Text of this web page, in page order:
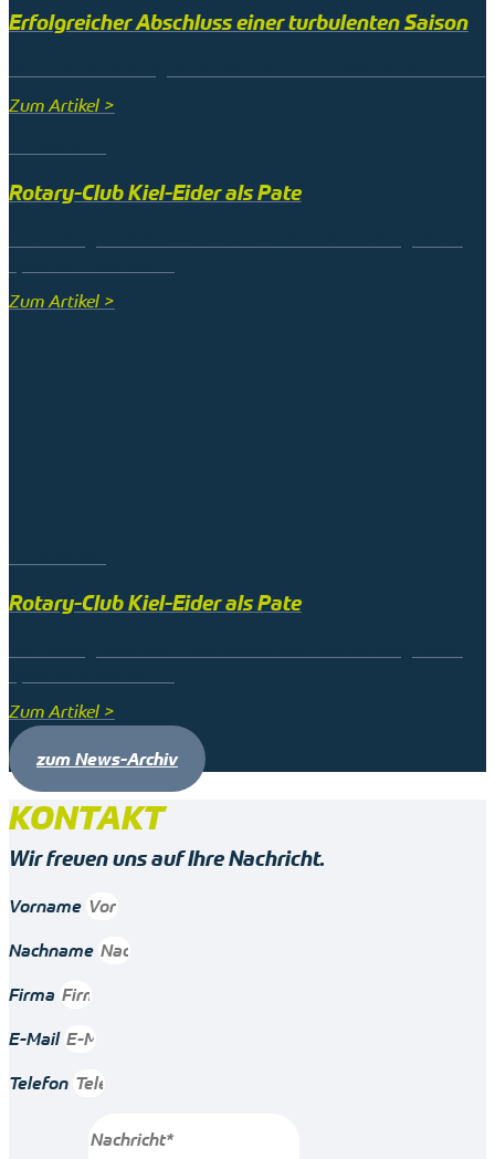
Erfolgreicher Abschluss einer turbulenten Saison
Zum Artikel >
Rotary-Club Kiel-Eider als Pate
Zum Artikel >
Rotary-Club Kiel-Eider als Pate
Zum Artikel >
zum News-Archiv
KONTAKT
Wir freuen uns auf Ihre Nachricht.
Vorname
Nachname
Firma
E-Mail
Telefon